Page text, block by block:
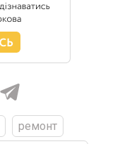
ремонт